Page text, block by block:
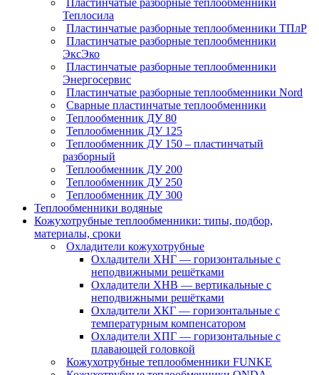
Пластинчатые разборные теплообменники
Теплосила
Пластинчатые разборные теплообменники ТПлР
Пластинчатые разборные теплообменники
ЭксЭко
Пластинчатые разборные теплообменники
Энергосервис
Пластинчатые разборные теплообменники Nord
Сварные пластинчатые теплообменники
Теплообменник ДУ 80
Теплообменник ДУ 125
Теплообменник ДУ 150 – пластинчатый
разборный
Теплообменник ДУ 200
Теплообменник ДУ 250
Теплообменник ДУ 300
Теплообменники водяные
Кожухотрубные теплообменники: типы, подбор,
материалы, сроки
Охладители кожухотрубные
Охладители ХНГ — горизонтальные с
неподвижными решётками
Охладители ХНВ — вертикальные с
неподвижными решётками
Охладители ХКГ — горизонтальные с
температурным компенсатором
Охладители ХПГ — горизонтальные с
плавающей головкой
Кожухотрубные теплообменники FUNKE